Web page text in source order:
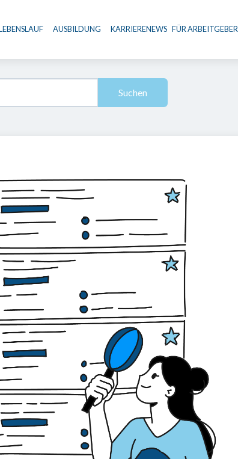
Haupt-Navigation
AUSBILDUNG KARRIERENEWS FÜR ARBEITGEBER
Suchen